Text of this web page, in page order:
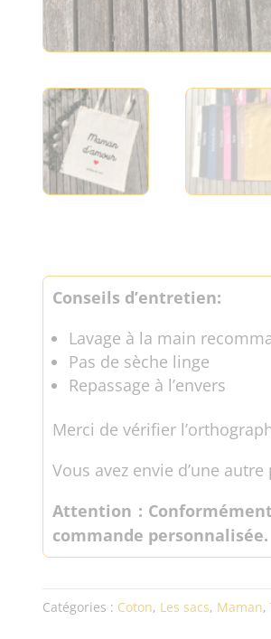
Conseils d’entretien:
Lavage à la main
Pas de sèche linge
Repassage à l’envers
Merci de vérifier
Vous avez envie d’une
Attention :
commande personnalisée.
Catégories : Coton, Les sacs, Maman,